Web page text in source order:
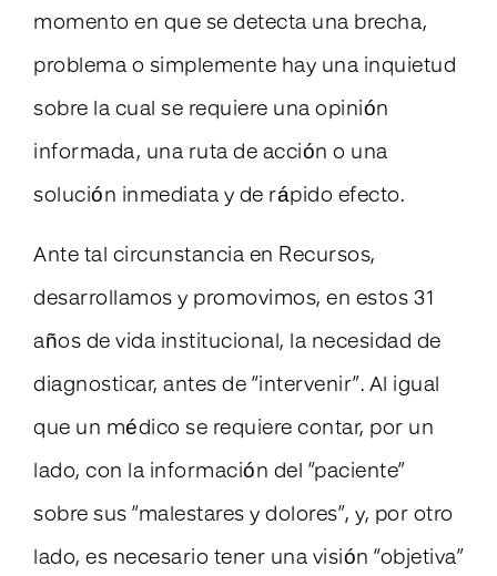
momento en que se detecta una brecha,
problema o simplemente hay una inquietud
sobre la cual se requiere una opinión
informada, una ruta de acción o una
solución inmediata y de rápido efecto.
Ante tal circunstancia en Recursos,
desarrollamos y promovimos, en estos 31
años de vida institucional, la necesidad de
diagnosticar, antes de “intervenir”. Al igual
que un médico se requiere contar, por un
lado, con la información del “paciente”
sobre sus “malestares y dolores”, y, por otro
lado, es necesario tener una visión “objetiva”